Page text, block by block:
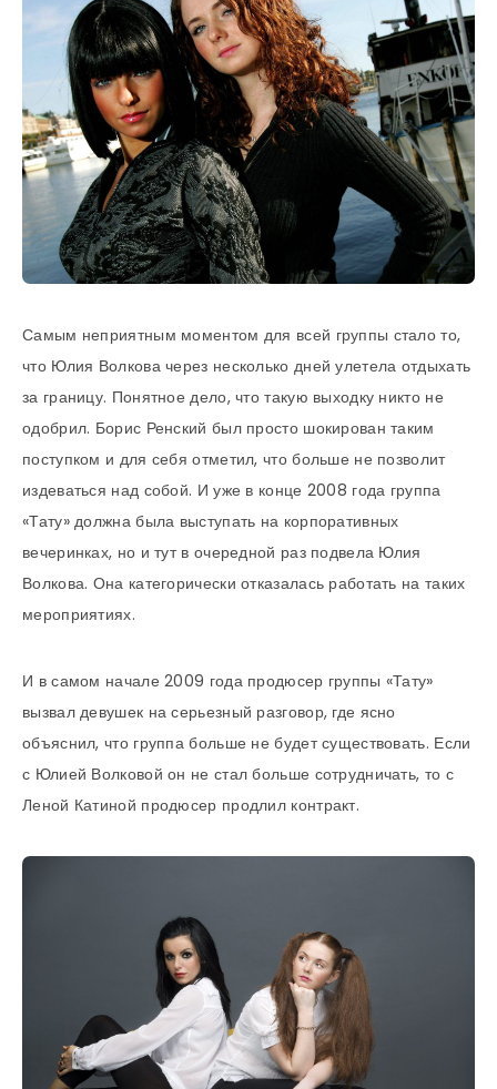
Самым неприятным моментом для всей группы стало то,
что Юлия Волкова через несколько дней улетела отдыхать
за границу. Понятное дело, что такую выходку никто не
одобрил. Борис Ренский был просто шокирован таким
поступком и для себя отметил, что больше не позволит
издеваться над собой. И уже в конце 2008 года группа
«Тату» должна была выступать на корпоративных
вечеринках, но и тут в очередной раз подвела Юлия
Волкова. Она категорически отказалась работать на таких
мероприятиях.
И в самом начале 2009 года продюсер группы «Тату»
вызвал девушек на серьезный разговор, где ясно
объяснил, что группа больше не будет существовать. Если
с Юлией Волковой он не стал больше сотрудничать, то с
Леной Катиной продюсер продлил контракт.